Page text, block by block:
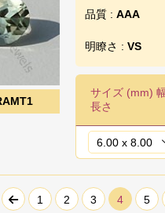
品質 : AAA
明瞭さ : VS
サイズ (mm)
長さ
1 2 3 4 5